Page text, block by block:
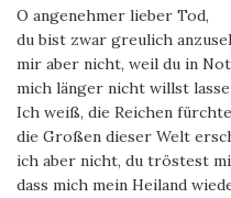
O angenehmer lieber Tod,
du bist zwar greulich
mir aber nicht, weil du in Not
mich länger nicht willst
Ich weiß, die Reichen
die Großen dieser Welt
ich aber nicht, du tröstest
dass mich mein Heiland